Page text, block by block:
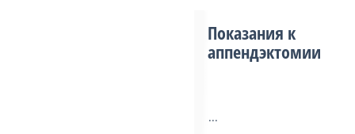
Показания к
аппендэктомии
...